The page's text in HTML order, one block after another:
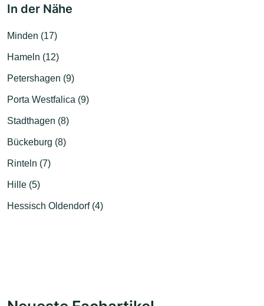
In der Nähe
Minden (17)
Hameln (12)
Petershagen (9)
Porta Westfalica (9)
Stadthagen (8)
Bückeburg (8)
Rinteln (7)
Hille (5)
Hessisch Oldendorf (4)